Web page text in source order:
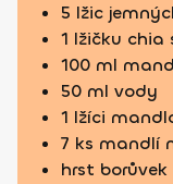
5 lžic
1 lžičku chia
100 ml
50 ml vody
1 lžíci
7 ks mandlí
hrst